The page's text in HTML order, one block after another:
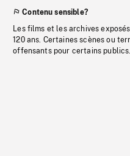
Contenu sensible?
Les films et les archives
120 ans. Certaines scènes ou
offensants pour certains publics.